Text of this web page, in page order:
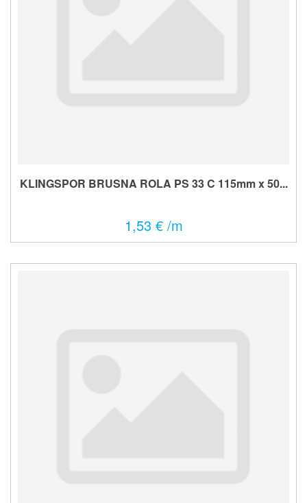
KLINGSPOR BRUSNA ROLA PS 33 C 115mm x 50...
1,53 € /m